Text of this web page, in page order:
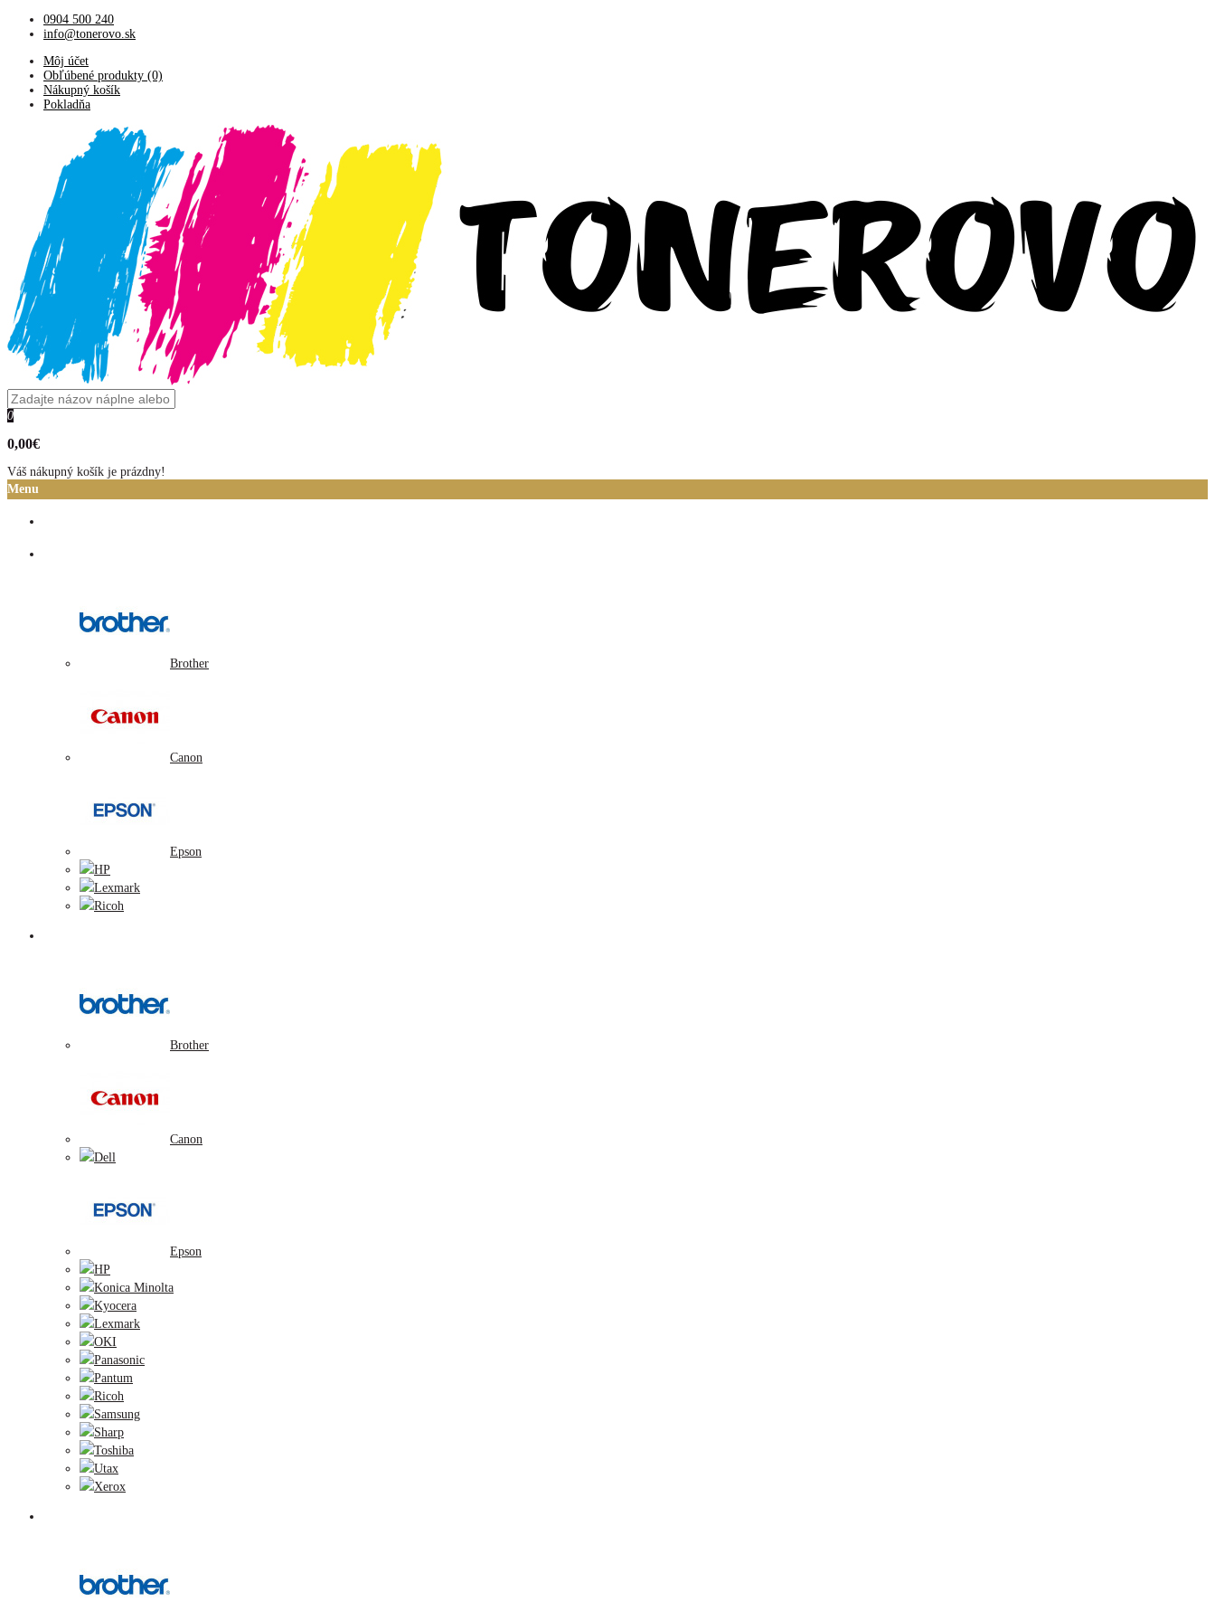
0904 500 240
info@tonerovo.sk
Môj účet
Obľúbené produkty (0)
Nákupný košík
Pokladňa
0
0,00€
Váš nákupný košík je prázdny!
Menu
Brother
Canon
Epson
HP
Lexmark
Ricoh
Brother
Canon
Dell
Epson
HP
Konica Minolta
Kyocera
Lexmark
OKI
Panasonic
Pantum
Ricoh
Samsung
Sharp
Toshiba
Utax
Xerox